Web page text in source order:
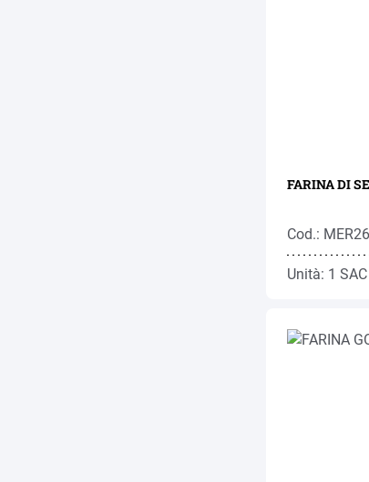
FARINA DI
Cod.: MER26
Unità: 1 SAC